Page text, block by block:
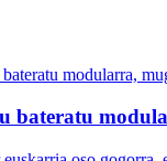
bateratu